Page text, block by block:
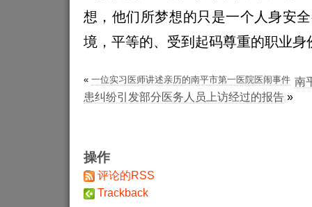
想，他们所梦想的只是一个人身安
境，平等的、受到起码尊重的职业身
« 一位实习医师讲述亲历的南平市第一医院医闹事件 南
患纠纷引发部分医务人员上访经过的报告 »
操作
评论的RSS
Trackback